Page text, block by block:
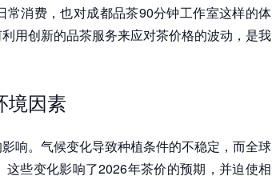
消费，也对成都品茶90分钟工作室这样的体
用创新的品茶服务来应对茶价格的波动，是我
境因素
响。气候变化导致种植条件的不稳定，而全球
些变化影响了2026年茶价的预期，并迫使相